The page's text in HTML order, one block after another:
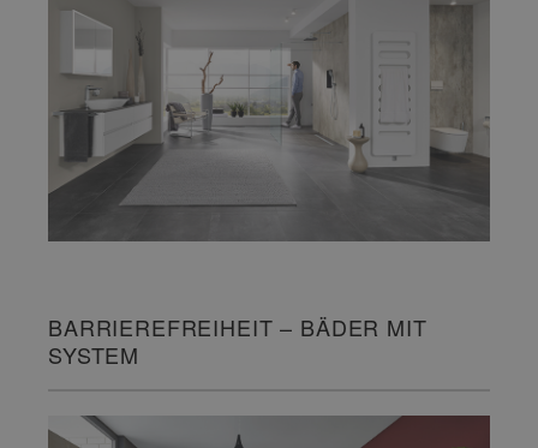
BARRIEREFREIHEIT – BÄDER MIT
SYSTEM